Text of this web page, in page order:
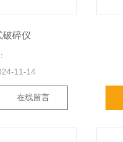
破碎仪
11-14
在线留言